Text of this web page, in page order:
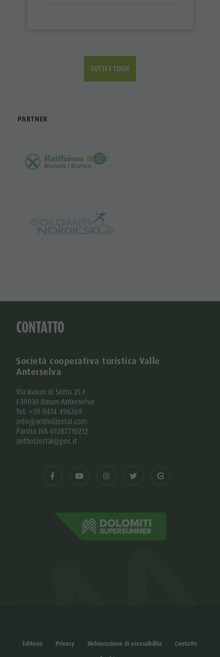
TUTTI I TOUR
PARTNER
CONTATTO
Società cooperativa turistica Valle
Anterselva
Via Rasun di Sotto 35 F
I-39030 Rasun-Anterselva
Tel. +39 0474 496269
info@antholzertal.com
Partita IVA 01287710212
antholzertal@pec.it
Editoria Privacy Dichiarazione di accessibilità
Contatto